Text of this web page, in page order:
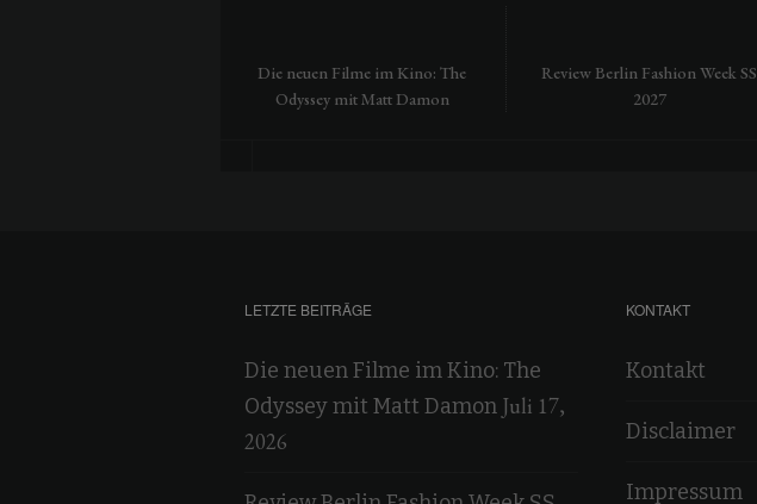
Die neuen Filme im Kino: The
Odyssey mit Matt Damon
Review Berlin Fashion Week SS
2027
LETZTE BEITRÄGE
Die neuen Filme im Kino: The
Odyssey mit Matt Damon Juli 17,
2026
KONTAKT
Kontakt
Disclaimer
Impressum